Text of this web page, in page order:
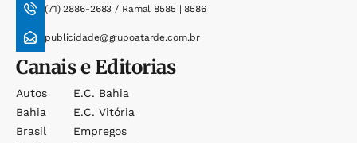
(71) 2886-2683 / Ramal 8585 | 8586
publicidade@grupoatarde.com.br
Canais e Editorias
Autos
Bahia
Brasil
E.c. Bahia
E.c. Vitória
Empregos